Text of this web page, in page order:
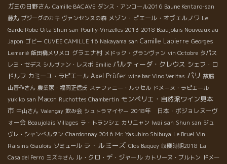
ガミの日野さん Camille BACAVE ダンス・アンコール2016 Baune Kentaro-san
藤丸 ブジーグのカキ ヴァンセンヌの森 メゾン・ピエール・オヴェルノワ Le
Garde Robe Oita Shun san Pouilly-Vinzelles 2013 2018 Beaujolais Nouveaux au
Japon ゴビー CUVEE CAMILLE 16 Nakayama san Camille Lapierre Georges
Lemarié 飯田橋メリメロ グラエナ村 メドック・グランヴァン vin Octobre タパス
レミ・セデス シルヴァン・レスポ Emilie パルティーダ・クレウス シェフ・ロ
ドルフ カミーユ・ラピエール Axel Prϋfer wine bar Vino Veritas パリ 故勝
山晋作さん 農業家・福岡正信氏 ステファニー・ルッセル ドメーヌ・ラピエール
yukiko san Macon Ruchottes Chambertin モンペリエ・自然派ワイン見本
市 中山さん Valençay 飲み会 シュトラマイヤー 2018年 日本・ボジョレヌーヴ
ォー会 Beaujolais Villages ラ・トランシェ カリニャン Iwai san Shun san ジュ
ヴレ・シャンべルタン Chardonnay 2016 Mr. Yasuhiro Shibuya Le Bruel Vin
Raisins Gaulois ソミュール ラ・ルミーズ Clos Baquey 収穫時期2018 La
Casa del Perro ミズキさん ル・クロ・デ・ジャール カトリーヌ・ブルトン ドメー